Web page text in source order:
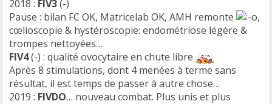
2018 : FIV3(-)
Pause : bilan FC OK, Matricelab OK, AMH remonte
,
cœlioscopie & hystéroscopie: endométriose légère &
trompes nettoyées…
FIV4(-) : qualité ovocytaire en chute libre
Après 8 stimulations, dont 4 menées à terme sans
résultat, il est temps de passer à autre chose…
2019 : FIVDO… nouveau combat. Plus unis et plus